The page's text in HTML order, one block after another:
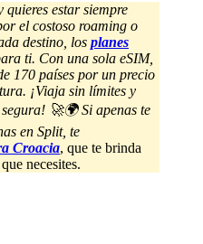
quieres estar siempre
el costoso roaming o
destino, los planes
ti. Con una sola eSIM,
170 países por un precio
¡Viaja sin límites y
🚀🌍 Si apenas te
en Split, te
Croacia, que te brinda
necesites.